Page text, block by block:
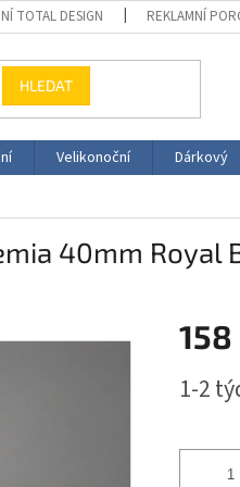
TOTAL DESIGN REKLAMNÍ
HLEDAT
Velikonoční Dárkový
40mm Royal
158
cena:
1-2